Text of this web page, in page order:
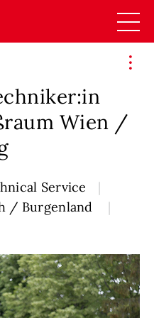
Wien /
Service
/ Burgenland